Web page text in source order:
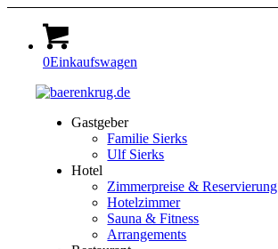
0Einkaufswagen
Gastgeber
Familie Sierks
Ulf Sierks
Hotel
Zimmerpreise & Reservierung
Hotelzimmer
Sauna & Fitness
Arrangements